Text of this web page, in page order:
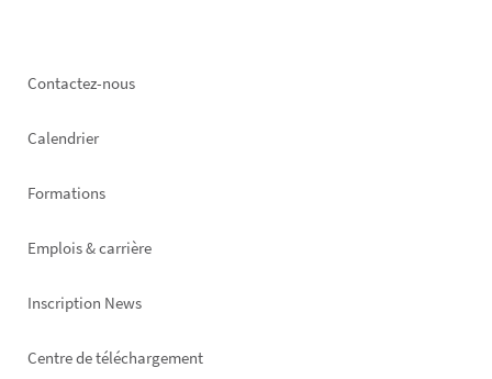
Footer
Contactez-nous
Calendrier
Formations
Emplois & carrière
Inscription News
Footer
Centre de téléchargement